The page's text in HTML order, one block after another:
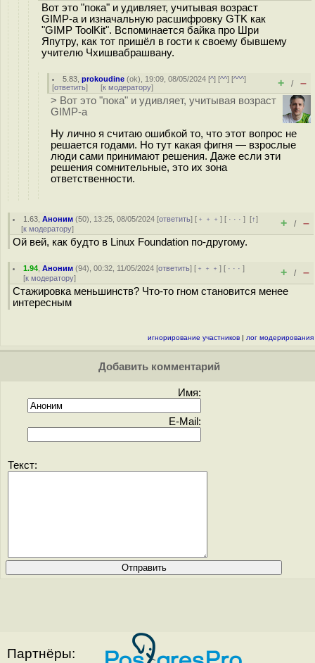
Вот это "пока" и удивляет, учитывая возраст
GIMP-а и изначальную расшифровку GTK как
"GIMP ToolKit". Вспоминается байка про Шри
Япутру, как тот пришёл в гости к своему бывшему
учителю Чхишвабрашвану.
5.83 ,prokoudine (ok), 19:09, 08/05/2024 [^] [^^] [^^^]
[ответить] [к модератору] + / –
> Вот это "пока" и удивляет, учитывая возраст
GIMP-а
Ну лично я считаю ошибкой то, что этот вопрос не
решается годами. Но тут какая фигня — взрослые
люди сами принимают решения. Даже если эти
решения сомнительные, это их зона
ответственности.
1.63 ,Аноним (50), 13:25, 08/05/2024 [ответить] [ ﹢﹢﹢] [ · · ·][↑]
[к модератору] + / –
Ой вей, как будто в Linux Foundation по-другому.
1.94 ,Аноним (94), 00:32, 11/05/2024 [ответить] [ ﹢﹢﹢] [ · · ·]
[к модератору] + / –
Стажировка меньшинств? Что-то гном становится менее
интересным
игнорирование участников | лог модерирования
Добавить комментарий
Имя:
E-Mail:
Текст:
Партнёры: